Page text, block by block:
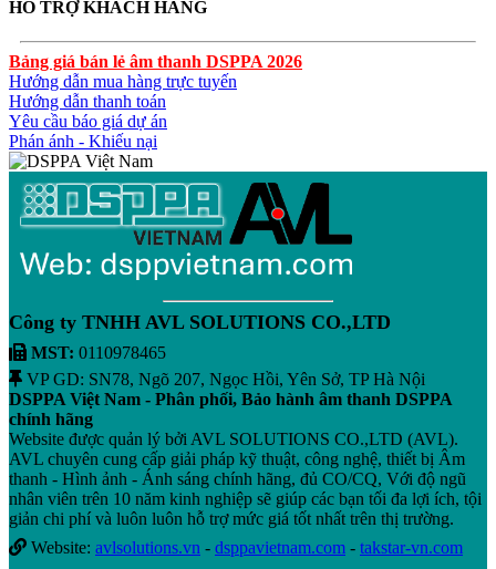
HỖ TRỢ KHÁCH HÀNG
Bảng giá bán lẻ âm thanh DSPPA 2026
Hướng dẫn mua hàng trực tuyến
Hướng dẫn thanh toán
Yêu cầu báo giá dự án
Phán ánh - Khiếu nại
Công ty TNHH AVL SOLUTIONS CO.,LTD
MST: 0110978465
VP GD: SN78, Ngõ 207, Ngọc Hồi, Yên Sở, TP Hà Nội
DSPPA Việt Nam - Phân phối, Bảo hành âm thanh DSPPA
chính hãng
Website được quản lý bởi AVL SOLUTIONS CO.,LTD (AVL).
AVL chuyên cung cấp giải pháp kỹ thuật, công nghệ, thiết bị Âm
thanh - Hình ảnh - Ánh sáng chính hãng, đủ CO/CQ, Với độ ngũ
nhân viên trên 10 năm kinh nghiệp sẽ giúp các bạn tối đa lợi ích, tội
giản chi phí và luôn luôn hỗ trợ mức giá tốt nhất trên thị trường.
Website: avlsolutions.vn - dsppavietnam.com - takstar-vn.com